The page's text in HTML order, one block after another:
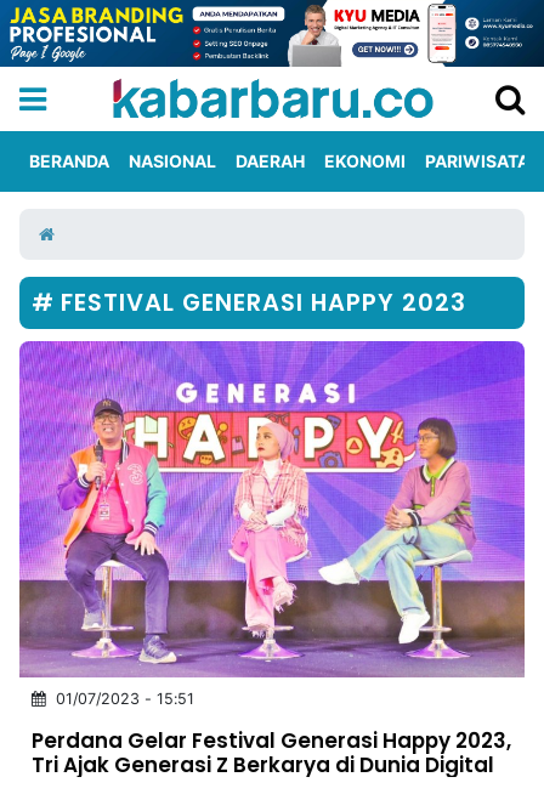
Iklan
Berita
Kami
Berita
Nasional
International
Olahraga
Entertainment
Daerah
Pariwisata
Kuliner
Kolom
Network
PT
TREETAN
MULTIMEDIA
INDONESIA
Partner
NTB
Time
IDN
Jogja
Rakyat
News
Notice
Baru
BERANDA NASIONAL DAERAH EKONOMI PARIWISATA
FESTIVAL GENERASI HAPPY 2023
01/07/2023 - 15:51
Perdana Gelar Festival Generasi Happy 2023,
Tri Ajak Generasi Z Berkarya di Dunia Digital